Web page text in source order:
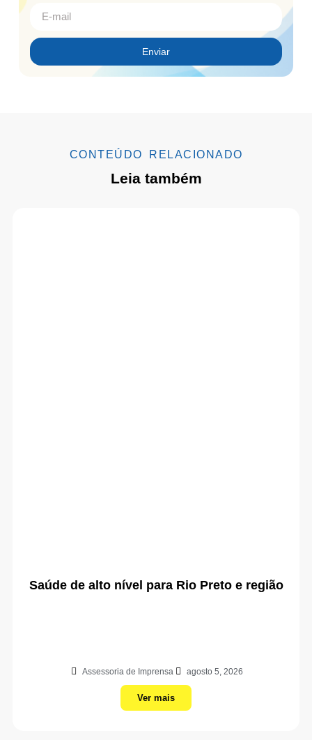
Enviar
CONTEÚDO RELACIONADO
Leia também
Saúde de alto nível para Rio Preto e região
Assessoria de Imprensa agosto 5, 2026
Ver mais